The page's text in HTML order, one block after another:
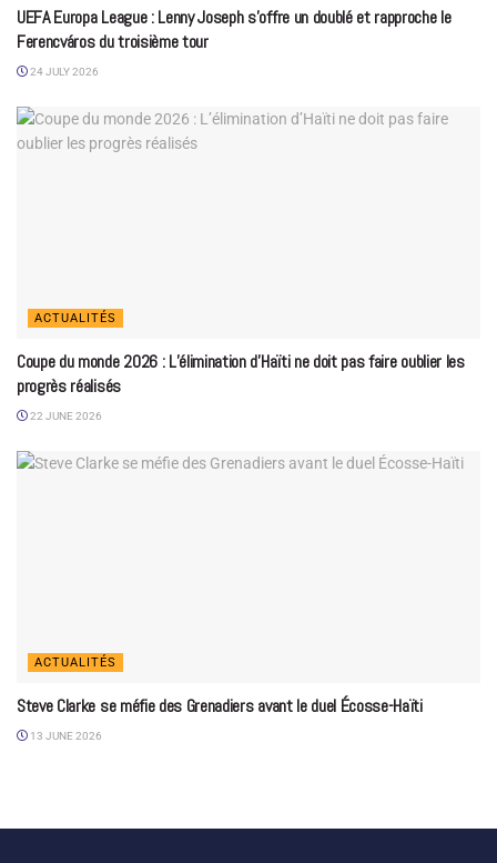
UEFA Europa League : Lenny Joseph s’offre un doublé et rapproche le
Ferencváros du troisième tour
24 JULY 2026
ACTUALITÉS
Coupe du monde 2026 : L’élimination d’Haïti ne doit pas faire oublier les
progrès réalisés
22 JUNE 2026
ACTUALITÉS
Steve Clarke se méfie des Grenadiers avant le duel Écosse-Haïti
13 JUNE 2026